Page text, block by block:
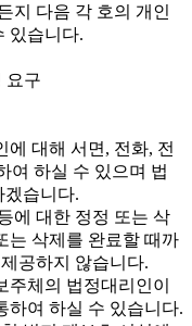
지 다음 각 호의 개인
있습니다.
요구
에 대해 서면, 전화, 전
여 하실 수 있으며 법
겠습니다.
에 대한 정정 또는 삭
는 삭제를 완료할 때까
공하지 않습니다.
주체의 법정대리인이
하여 하실 수 있습니다.